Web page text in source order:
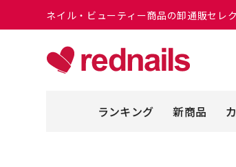
ネイル・ビューティー商品の卸通販セレ
ランキング 新商品